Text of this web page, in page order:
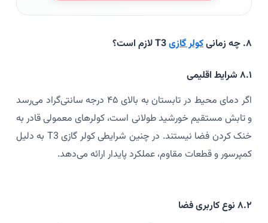
۸. چه زمانی کولر گازی
۸.۱ شرایط اقلیمی
اگر دمای محیط در تابستان به بالای ۴۵ درجه سانتی‌گراد می‌رسد
و تابش مستقیم خورشید طولانی است، کولرهای معمولی قادر به
خنک کردن فضا نیستند. در چنین شرایطی کولر گازی T3 به دلیل
کمپرسور و قطعات مقاوم، عملکرد پایدار ارائه می‌دهد.
۸.۲ نوع کاربری فضا